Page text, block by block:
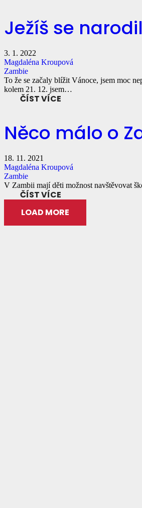
Ježíš se
3. 1. 2022
Magdaléna Kroupová
Zambie
To že se začaly blížit Vánoce, jsem moc
kolem 21. 12. jsem…
ČÍST VÍCE
Něco málo o
18. 11. 2021
Magdaléna Kroupová
Zambie
V Zambii mají děti možnost navštěvovat
ČÍST VÍCE
LOAD MORE